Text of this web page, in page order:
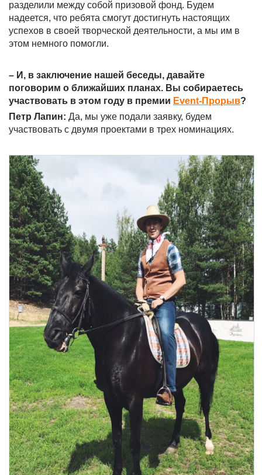
разделили между собой призовой фонд. Будем
надеется, что ребята смогут достигнуть настоящих
успехов в своей творческой деятельности, а мы им в
этом немного помогли.
– И, в заключение нашей беседы, давайте
поговорим о ближайших планах. Вы собираетесь
участвовать в этом году в премии Event-Прорыв?
Петр Лапин: Да, мы уже подали заявку, будем
участвовать с двумя проектами в трех номинациях.